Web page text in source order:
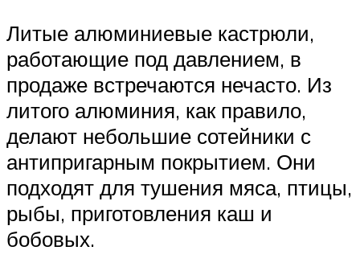
Литые алюминиевые кастрюли,
работающие под давлением, в
продаже встречаются нечасто. Из
литого алюминия, как правило,
делают небольшие сотейники с
антипригарным покрытием. Они
подходят для тушения мяса, птицы,
рыбы, приготовления каш и
бобовых.